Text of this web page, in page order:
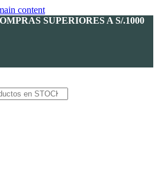
content
SUPERIORES A S/.1000